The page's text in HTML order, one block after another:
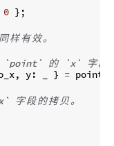
0 } ;
同样 有效。
`point` 的 `x` 字段
, y: } = point
字段的拷 贝。